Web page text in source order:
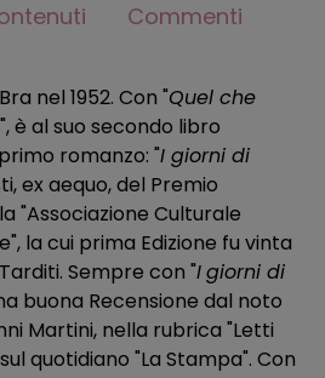
Commenti
nel 1952. Con "Quel che
", è al suo secondo libro
romanzo: "I giorni di
ex aequo, del Premio
"Associazione Culturale
la cui prima Edizione fu vinta
Sempre con "Igiorni di
buona Recensione dal noto
Martini, nella rubrica "Letti
quotidiano "La Stampa". Con